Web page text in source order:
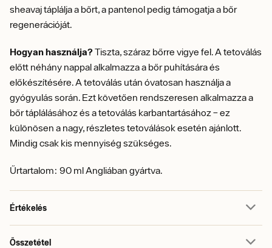
sheavaj táplálja a bőrt, a pantenol pedig támogatja a bőr
regenerációját.
Hogyan használja? Tiszta, száraz bőrre vigye fel. A tetoválás
előtt néhány nappal alkalmazza a bőr puhítására és
előkészítésére. A tetoválás után óvatosan használja a
gyógyulás során. Ezt követően rendszeresen alkalmazza a
bőr táplálásához és a tetoválás karbantartásához – ez
különösen a nagy, részletes tetoválások esetén ajánlott.
Mindig csak kis mennyiség szükséges.
Űrtartalom: 90 ml Angliában gyártva.
Értékelés
Összetétel